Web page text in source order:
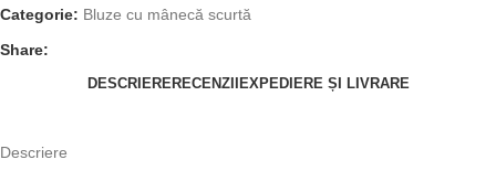
Categorie: Bluze cu mânecă scurtă
Share:
DESCRIERERECENZII EXPEDIERE ȘI LIVRARE
Descriere